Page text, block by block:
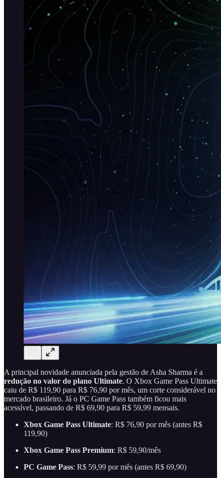
A principal novidade anunciada pela gestão de Asha Sharma é a
redução no valor do plano Ultimate. O Xbox Game Pass Ultimate
caiu de R$ 119,90 para R$ 76,90 por mês, um corte considerável no
mercado brasileiro. Já o PC Game Pass também ficou mais
acessível, passando de R$ 69,90 para R$ 59,99 mensais.
Xbox Game Pass Ultimate: R$ 76,90 por mês (antes R$
119,90)
Xbox Game Pass Premium: R$ 59,90/mês
PC Game Pass: R$ 59,99 por mês (antes R$ 69,90)